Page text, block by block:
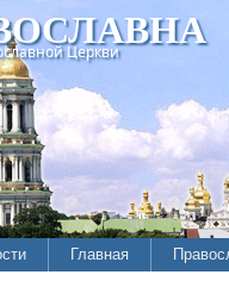
Церкви
Главная